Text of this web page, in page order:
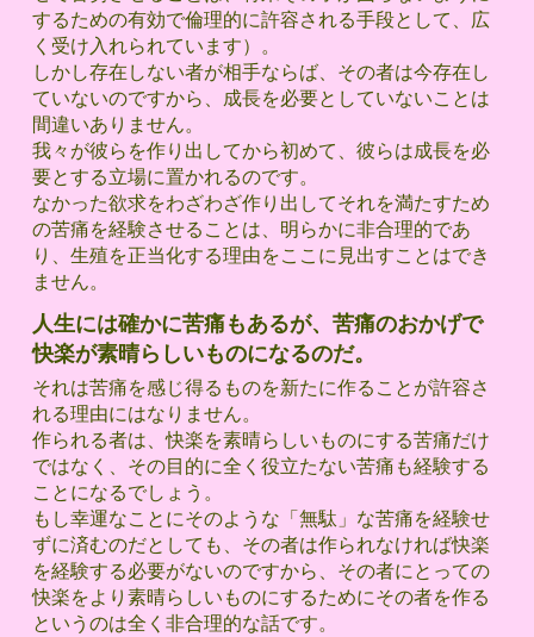
するための有効で倫理的に許容される手段として、広
く受け入れられています）。
しかし存在しない者が相手ならば、その者は今存在し
ていないのですから、成長を必要としていないことは
間違いありません。
我々が彼らを作り出してから初めて、彼らは成長を必
要とする立場に置かれるのです。
なかった欲求をわざわざ作り出してそれを満たすため
の苦痛を経験させることは、明らかに非合理的であ
り、生殖を正当化する理由をここに見出すことはでき
ません。
人生には確かに苦痛もあるが、苦痛のおかげで
快楽が素晴らしいものになるのだ。
それは苦痛を感じ得るものを新たに作ることが許容さ
れる理由にはなりません。
作られる者は、快楽を素晴らしいものにする苦痛だけ
ではなく、その目的に全く役立たない苦痛も経験する
ことになるでしょう。
もし幸運なことにそのような「無駄」な苦痛を経験せ
ずに済むのだとしても、その者は作られなければ快楽
を経験する必要がないのですから、その者にとっての
快楽をより素晴らしいものにするためにその者を作る
というのは全く非合理的な話です。